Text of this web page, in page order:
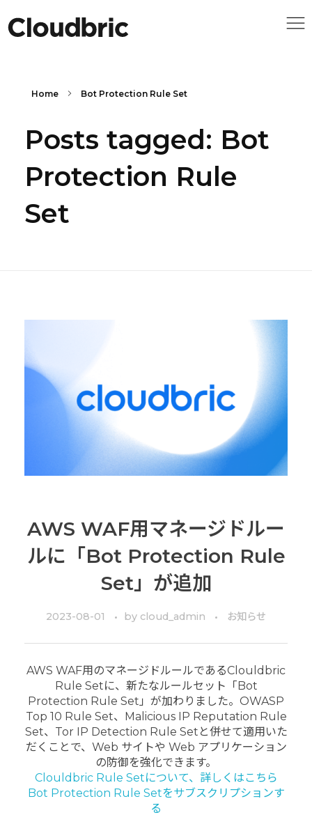
Home Bot Protection Rule Set
Posts tagged: Bot
Protection Rule
Set
AWS WAF用マネージドルー
ルに「Bot Protection Rule
Set」が追加
2023-08-01 by cloud_admin お知らせ
AWS WAF用のマネージドルールであるClouldbric
Rule Setに、新たなルールセット「Bot
Protection Rule Set 」が加わりました。OWASP
Top 10 Rule Set、Malicious IP Reputation Rule
Set、Tor IP Detection Rule Set と併せて適用いた
だくことで、Web サイトや Web アプリケーション
の防御を強化できます。
Clouldbric Rule Setについて、詳しくはこちら
Bot Protection Rule Setをサブスクリプションす
る